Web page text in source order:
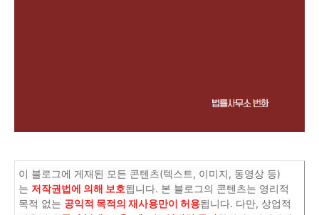
이 블로그에 게재된 모든 콘텐츠(텍스트, 이미지, 동영상 등)
는 저작권법에 의해 보호됩니다. 본 블로그의 콘텐츠는 영리적
목적 없는 공익적 목적의 재사용만이 허용됩니다. 다만, 상업적